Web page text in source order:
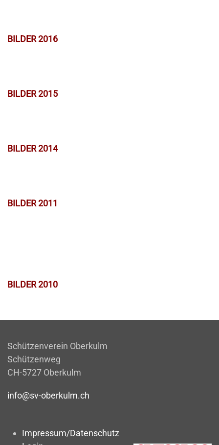
BILDER 2016
BILDER 2015
BILDER 2014
BILDER 2011
BILDER 2010
Schützenverein Oberkulm
Schützenweg
CH-5727 Oberkulm
info@sv-oberkulm.ch
Impressum/Datenschutz